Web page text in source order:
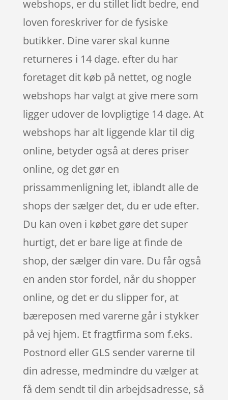
webshops, er du stillet lidt bedre, end
loven foreskriver for de fysiske
butikker. Dine varer skal kunne
returneres i 14 dage. efter du har
foretaget dit køb på nettet, og nogle
webshops har valgt at give mere som
ligger udover de lovpligtige 14 dage. At
webshops har alt liggende klar til dig
online, betyder også at deres priser
online, og det gør en
prissammenligning let, iblandt alle de
shops der sælger det, du er ude efter.
Du kan oven i købet gøre det super
hurtigt, det er bare lige at finde de
shop, der sælger din vare. Du får også
en anden stor fordel, når du shopper
online, og det er du slipper for, at
bæreposen med varerne går i stykker
på vej hjem. Et fragtfirma som f.eks.
Postnord eller GLS sender varerne til
din adresse, medmindre du vælger at
få dem sendt til din arbejdsadresse, så